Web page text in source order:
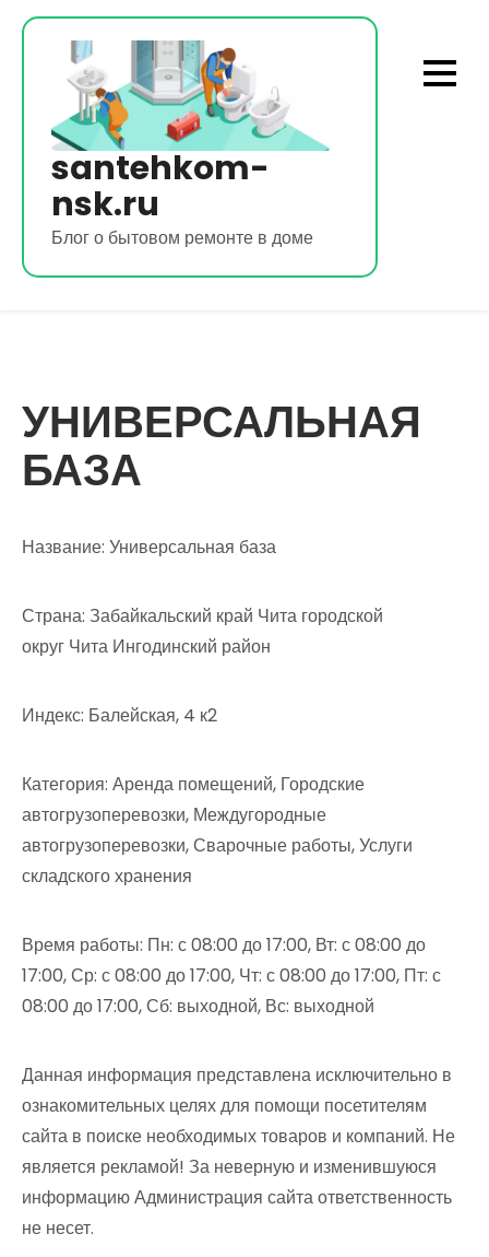
Перейти
содержимому
santehkom-
nsk.ru
Блог о бытовом ремонте в доме
УНИВЕРСАЛЬНАЯ
БАЗА
Название: Универсальная база
Страна: Забайкальский край Чита городской
округ Чита Ингодинский район
Индекс: Балейская, 4 к2
Категория: Аренда помещений, Городские
автогрузоперевозки, Междугородные
автогрузоперевозки, Сварочные работы, Услуги
складского хранения
Время работы: Пн: с 08:00 до 17:00, Вт: с 08:00 до
17:00, Ср: с 08:00 до 17:00, Чт: с 08:00 до 17:00, Пт: с
08:00 до 17:00, Сб: выходной, Вс: выходной
Данная информация представлена исключительно в
ознакомительных целях для помощи посетителям
сайта в поиске необходимых товаров и компаний. Не
является рекламой! За неверную и изменившуюся
информацию Администрация сайта ответственность
не несет.